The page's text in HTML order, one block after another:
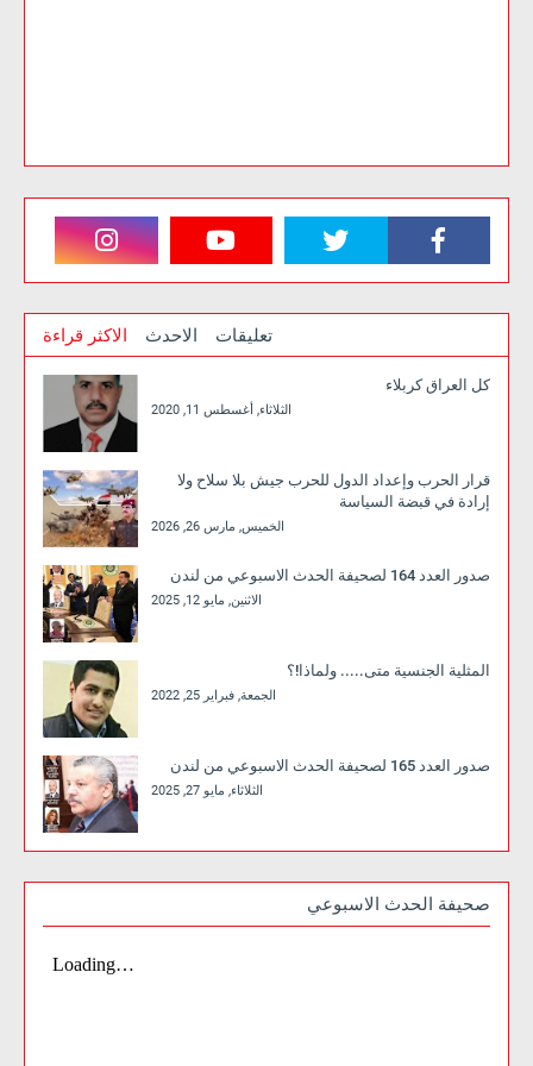
الاكثر قراءة الاحدث تعليقات
كل العراق كربلاء
الثلاثاء, أغسطس 11, 2020
قرار الحرب وإعداد الدول للحرب جيش بلا سلاح ولا
إرادة في قبضة السياسة
الخميس, مارس 26, 2026
صدور العدد 164 لصحيفة الحدث الاسبوعي من لندن
الاثنين, مايو 12, 2025
المثلية الجنسية متى..... ولماذا!؟
الجمعة, فبراير 25, 2022
صدور العدد 165 لصحيفة الحدث الاسبوعي من لندن
الثلاثاء, مايو 27, 2025
صحيفة الحدث الاسبوعي